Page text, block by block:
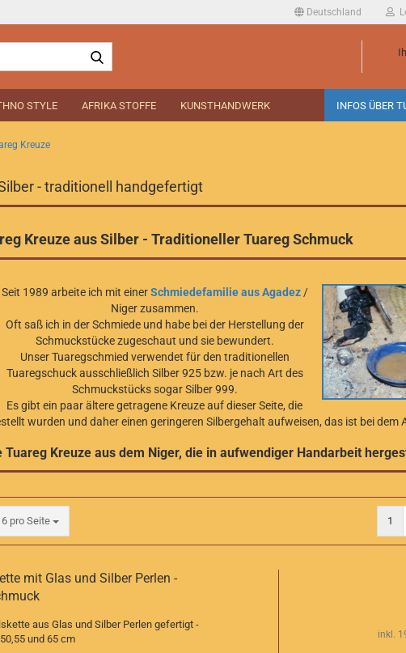
Deutschland
STYLE AFRIKA STOFFE KUNSTHANDWERK INFOS ÜBER
Kreuze
- traditionell handgefertigt
Kreuze aus Silber - Traditioneller Tuareg Schmuck
Seit 1989 arbeite ich mit einerSchmiedefamilie aus Agadez /
Niger zusammen.
Oft saß ich in der Schmiede und habe bei der Herstellung der
Schmuckstücke zugeschaut und sie bewundert.
Unser Tuaregschmied verwendet für den traditionellen
Tuaregschuck ausschließlich Silber 925 bzw. je nach Art des
Schmuckstücks sogar Silber 999.
Es gibt ein paar ältere getragene Kreuze auf dieser Seite, die
wurden und daher einen geringeren Silbergehalt aufweisen, das ist bei dem
Tuareg Kreuze aus dem Niger, die in aufwendiger Handarbeit
pro Seite
Seite 1
mit Glas und Silber Perlen -
aus Glas und Silber Perlen gefertigt -
und 65 cm
inkl.